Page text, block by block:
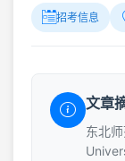
招考信息
文章
东北